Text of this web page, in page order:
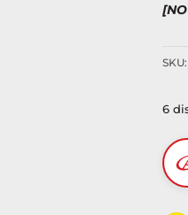
SKU:
6